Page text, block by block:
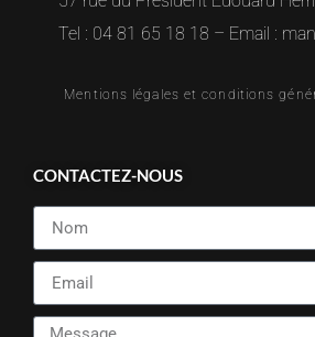
Tel : 04 81 65 18 18 – Email :
Mentions légales et conditions
CONTACTEZ-NOUS